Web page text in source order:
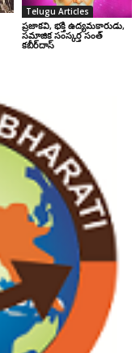
Telugu Articles
ప్రజాకవి, భక్తి ఉద్యమకారుడు,
సమాజిక సంస్కర్త సంత్‌
కబీర్‌దాస్‌